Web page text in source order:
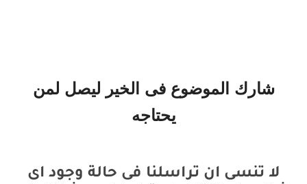
شارك الموضوع فى الخير ليصل لمن
يحتاجه
لا تنسى ان تراسلنا فى حالة وجود اى